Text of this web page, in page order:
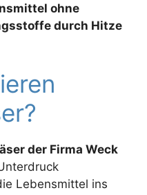
ohne
durch Hitze
der Firma Weck
Lebensmittel ins